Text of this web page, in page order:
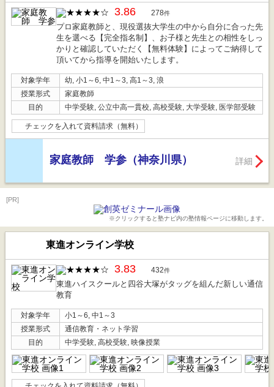
3.86 278件
プロ家庭教師と、現役選抜大学生の中から自分に合った先
生を選べる【完全指名制】、お子様と先生との相性をしっ
かりと確認していただく【無料体験】によってご納得して
頂いてから指導を開始いたします。
対象学年
幼, 小1～6, 中1～3, 高1～3, 浪
授業形式
家庭教師
目的
中学受験, 公立中高一貫校, 高校受験, 大学受験, 医学部受験
チェックを入れて資料請求（無料）
家庭教師 学参（神奈川県） 詳細
[PR]
※クリックすると塾ナビ内の塾情報ページに移動します。
東進オンライン学校
3.83 432件
東進ハイスクールと四谷大塚がタッグを組んだ新しい通信
教育
対象学年
小1～6, 中1～3
授業形式
通信教育・ネット学習
目的
中学受験, 高校受験, 映像授業